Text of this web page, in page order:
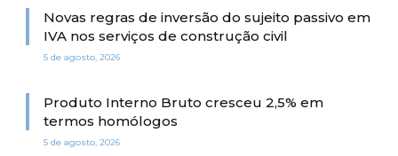
Novas regras de inversão do sujeito passivo em
IVA nos serviços de construção civil
5 de agosto, 2026
Produto Interno Bruto cresceu 2,5% em
termos homólogos
5 de agosto, 2026